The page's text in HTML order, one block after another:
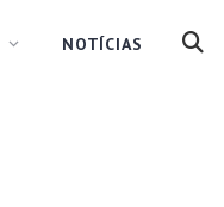
NOTÍCIAS